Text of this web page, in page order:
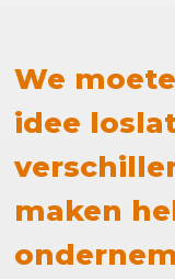
We
idee
maken